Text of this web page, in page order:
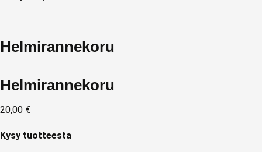
Helmirannekoru
Helmirannekoru
20,00 €
Kysy tuotteesta